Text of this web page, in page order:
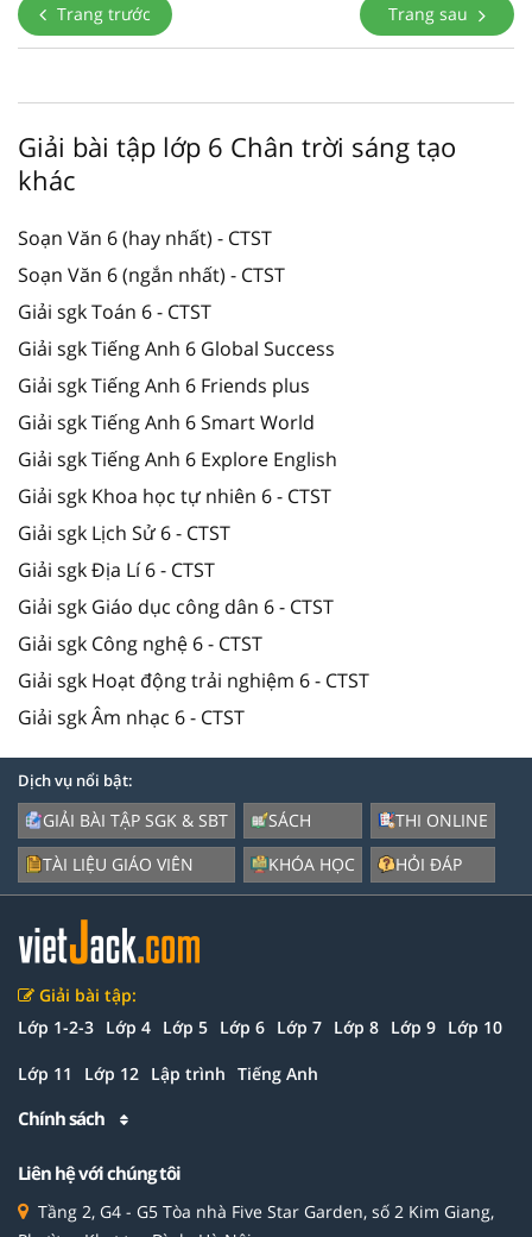
Trang trước Trang sau
Giải bài tập lớp 6 Chân trời sáng tạo
khác
Soạn Văn 6 (hay nhất) - CTST
Soạn Văn 6 (ngắn nhất) - CTST
Giải sgk Toán 6 - CTST
Giải sgk Tiếng Anh 6 Global Success
Giải sgk Tiếng Anh 6 Friends plus
Giải sgk Tiếng Anh 6 Smart World
Giải sgk Tiếng Anh 6 Explore English
Giải sgk Khoa học tự nhiên 6 - CTST
Giải sgk Lịch Sử 6 - CTST
Giải sgk Địa Lí 6 - CTST
Giải sgk Giáo dục công dân 6 - CTST
Giải sgk Công nghệ 6 - CTST
Giải sgk Hoạt động trải nghiệm 6 - CTST
Giải sgk Âm nhạc 6 - CTST
Dịch vụ nổi bật:
GIẢI BÀI TẬP SGK & SBT
TÀI LIỆU GIÁO VIÊN
SÁCH
KHÓA HỌC
THI ONLINE
HỎI ĐÁP
Giải bài tập:
Lớp 1-2-3 Lớp 4 Lớp 5 Lớp 6 Lớp 7 Lớp 8 Lớp 9 Lớp 10
Lớp 11 Lớp 12 Lập trình Tiếng Anh
Chính sách
Liên hệ với chúng tôi
Tầng 2, G4 - G5 Tòa nhà Five Star Garden, số 2 Kim Giang,